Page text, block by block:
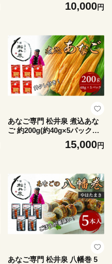
10,000円
あなご専門 松井泉 煮込あな
ご 約200g(約40g×5パック）
15,000円
あなご専門 松井泉 八幡巻 5